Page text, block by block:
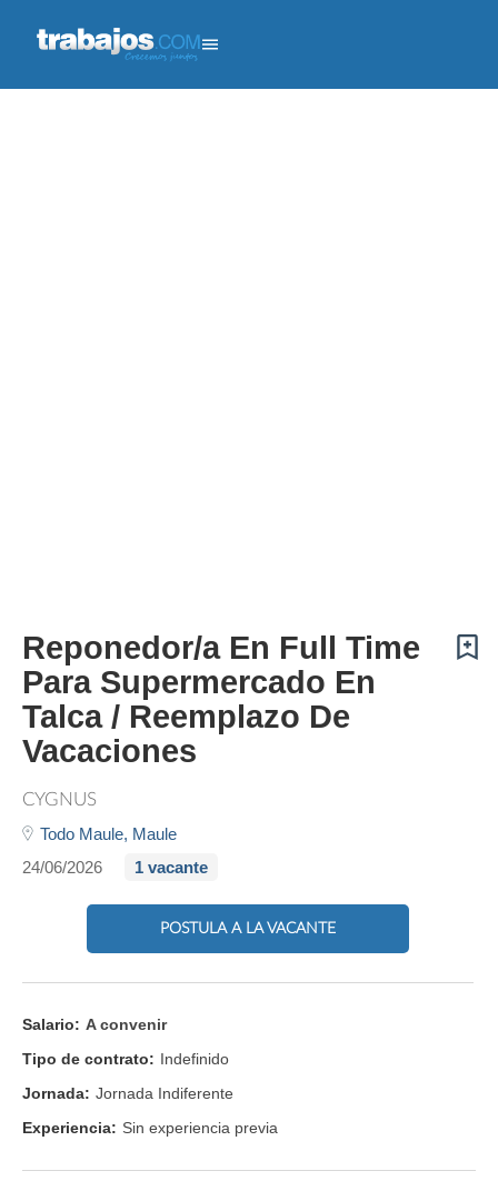
Reponedor/a En Full Time
Para Supermercado En
Talca / Reemplazo De
Vacaciones
CYGNUS
Todo Maule, Maule
24/06/2026
1 vacante
POSTULA A LA VACANTE
Salario: A convenir
Tipo de contrato: Indefinido
Jornada: Jornada Indiferente
Experiencia: Sin experiencia previa